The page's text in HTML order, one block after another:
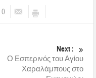
0
Next :
Ο Εσπερινός του Αγίου
Χαραλάμπους στο